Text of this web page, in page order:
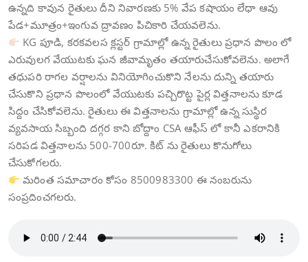
ఉన్నది కావున రైతులు దీని నివారణకు 5% వేప కషాయం లేధా ఆవు
పేడ+మూత్రం+ఇంగువ ద్రావణం పిచికారి చేయవలెను.
KG పూడి, కరకవలస క్లస్టర్ గ్రామాల్లో ఉన్న రైతులు ప్రధాన పొలం లో
ఎరువులగ వేయుటకు ఘన జీవామృతం తయారుచేసుకోవలెను. అలాగే
తధుపరి రాగల వర్షాలను వినియోగించుకొని నేలను దున్ని తయారు
చేసుకొని ప్రధాన పొలంలో వేయుటకు పచ్చిరొట్ట పైర్ల విత్తనాలను కూడ
సిద్దం చేసికోవలెను. రైతులు ఈ విత్తనాలను గ్రామాల్లో ఉన్న సుస్థిర
వ్యవసాయ సిబ్బంది దగ్గర కాని బోద్దాం CSA ఆఫీస్ లో కానీ ఎకరానికి
సరిపడ విత్తనాలను 500-700రూ. కిట్ ను రైతులు కొనుగోలు
చేసుకోగలరు.
మరింత సమాచారం కోసం 8500983300 ఈ నంబరును
సంప్రదించగలరు.